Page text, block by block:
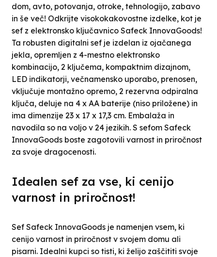
dom, avto, potovanja, otroke, tehnologijo, zabavo
in še več! Odkrijte visokokakovostne izdelke, kot je
sef z elektronsko ključavnico Safeck InnovaGoods!
Ta robusten digitalni sef je izdelan iz ojačanega
jekla, opremljen z 4-mestno elektronsko
kombinacijo, 2 ključema, kompaktnim dizajnom,
LED indikatorji, večnamensko uporabo, prenosen,
vključuje montažno opremo, 2 rezervna odpiralna
ključa, deluje na 4 x AA baterije (niso priložene) in
ima dimenzije 23 x 17 x 17,3 cm. Embalaža in
navodila so na voljo v 24 jezikih. S sefom Safeck
InnovaGoods boste zagotovili varnost in priročnost
za svoje dragocenosti.
Idealen sef za vse, ki cenijo
varnost in priročnost!
Sef Safeck InnovaGoods je namenjen vsem, ki
cenijo varnost in priročnost v svojem domu ali
pisarni. Idealni kupci so tisti, ki želijo zaščititi svoje